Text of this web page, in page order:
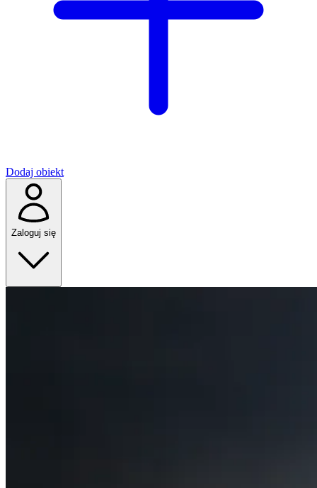
Dodaj obiekt
Zaloguj się